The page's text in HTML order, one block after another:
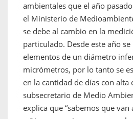
ambientales que el año
el Ministerio de
se debe al cambio en la
particulado. Desde este año
elementos de un diámetro
micrómetros, por lo tanto se
en la cantidad de días con alta
subsecretario de Medio
explica que “sabemos que